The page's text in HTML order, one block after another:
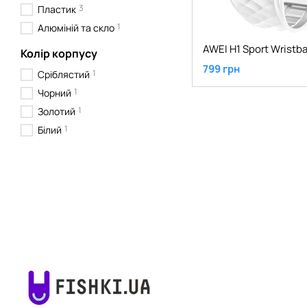
AWEI H1 Sport
799 грн
Пластик 3
Алюміній та скло 1
Колір корпусу
Сріблястий 1
Чорний 1
Золотий 1
Білий 1